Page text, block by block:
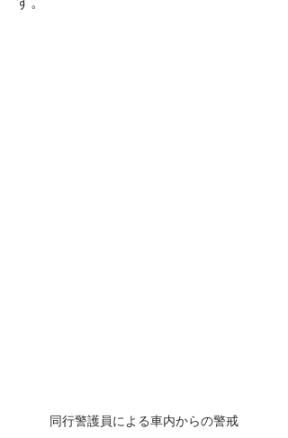
す。
同行警護員による車内からの警戒